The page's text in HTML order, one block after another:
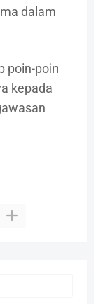
dalam
poin-poin
kepada